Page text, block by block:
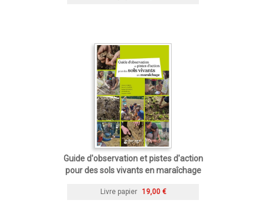
Guide d'observation et pistes d'action
pour des sols vivants en maraîchage
Livre papier 19,00 €